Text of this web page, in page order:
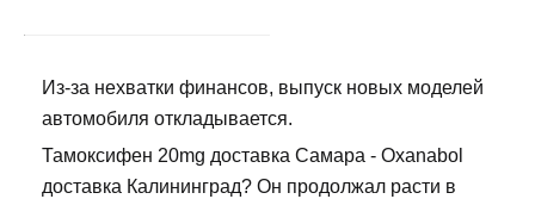
Из-за нехватки финансов, выпуск новых моделей
автомобиля откладывается.
Тамоксифен 20mg доставка Самара - Oxanabol
доставка Калининград? Он продолжал расти в